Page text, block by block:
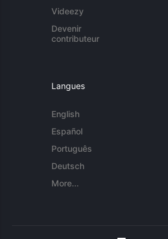
Videezy
Devenir
contributeur
Langues
English
Español
Português
Deutsch
More...